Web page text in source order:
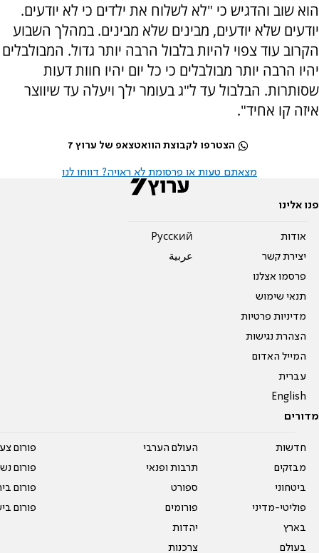
הוא שוב והדגיש כי "לא לשלוח את ילדים כי לא יודעים.
יודעים שלא יודעים, מבינים שלא מבינים. במהלך השבוע
הקרוב עוד צפוי להיות בלבול הרבה יותר גדול. המבולבלים
יהיו הרבה יותר מבולבלים כי כל יום יהיו חוות דעות
שסותרות. הבלבול עד ל"ג בעומר ילך ויעלה עד שיווצר
איזה קו אחיד".
הצטרפו לקבוצת הוואטצאפ של ערוץ 7
מצאתם טעות או פרסומת לא ראויה? דווחו לנו
פנו אלינו
אודות
יצירת קשר
פרסמו אצלנו
תנאי שימוש
מדיניות פרטיות
הצהרת נגישות
המייל האדום
עברית
English
Pусский
عربية
מדורים
חדשות
מבזקים
ביטחוני
פוליטי-מדיני
בארץ
בעולם
העולם הערבי
תרבות ופנאי
ספורט
פורומים
יהדות
צרכנות
פורום
פורום
פורום
פורום